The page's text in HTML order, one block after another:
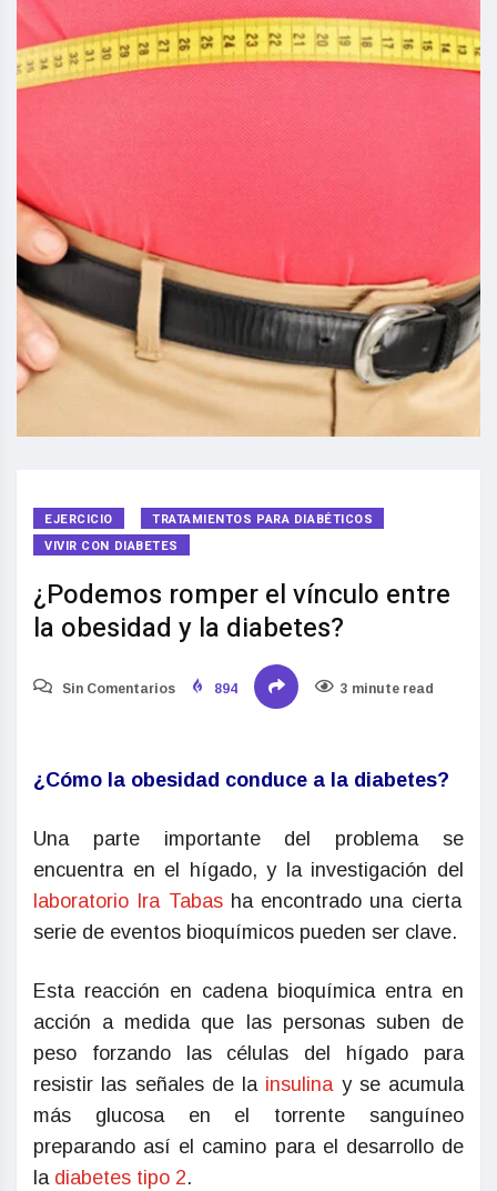
EJERCICIO
TRATAMIENTOS PARA DIABÉTICOS
VIVIR CON DIABETES
¿Podemos romper el vínculo entre
la obesidad y la diabetes?
Sin Comentarios 894 3 minute read
¿Cómo la obesidad conduce a la diabetes?
Una parte importante del problema se
encuentra en el hígado, y la investigación del
laboratorio Ira Tabasha encontrado una cierta
serie de eventos bioquímicos pueden ser clave.
Esta reacción en cadena bioquímica entra en
acción a medida que las personas suben de
peso forzando las células del hígado para
resistir las señales de la insulina y se acumula
más glucosa en el torrente sanguíneo
preparando así el camino para el desarrollo de
la diabetes tipo 2.